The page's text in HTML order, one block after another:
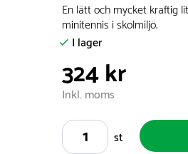
En lätt och mycket kraftig
minitennis i skolmiljö.
I lager
324 kr
Inkl. moms
st